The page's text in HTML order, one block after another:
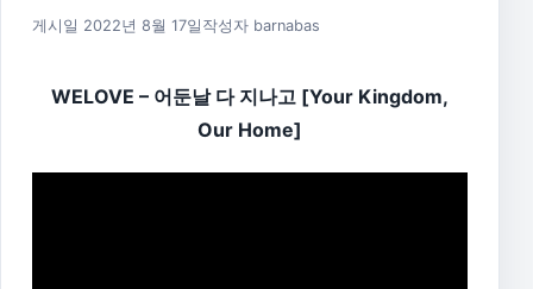
게시일 2022년 8월 17일 2022년 8월 17일
작성자 barnabas
WELOVE – 어둔날 다 지나고 [Your Kingdom,
Our Home]